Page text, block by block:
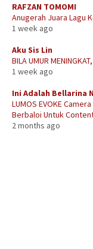
RAFZAN TOMOMI
Anugerah Juara Lagu
1 week ago
Aku Sis Lin
BILA UMUR
1 week ago
Ini Adalah Bellarina
LUMOS EVOKE
Berbaloi Untuk
2 months ago